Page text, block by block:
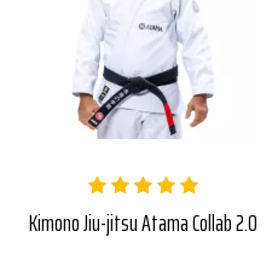
Kimono Jiu-jitsu Atama Collab 2.0